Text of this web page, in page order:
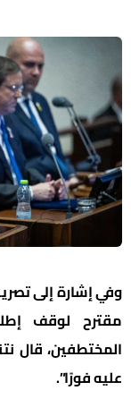
وفي إشارة إلى
مقترح لوقف
المختطفين، قال
عليه فورًا”.